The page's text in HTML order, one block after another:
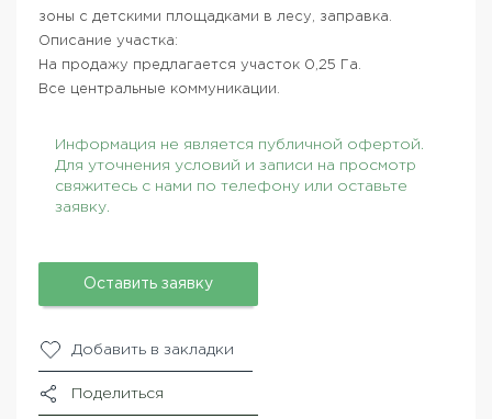
зоны с детскими площадками в лесу, заправка.
Описание участка:
На продажу предлагается участок 0,25 Га.
Все центральные коммуникации.
Информация не является публичной офертой.
Для уточнения условий и записи на просмотр
свяжитесь с нами по телефону или оставьте
заявку.
Оставить заявку
Добавить в закладки
Поделиться